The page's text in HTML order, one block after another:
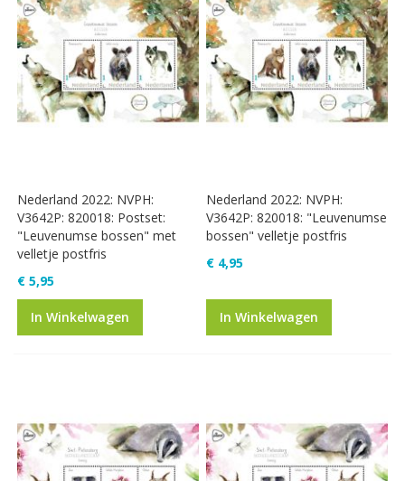
Nederland 2022: NVPH:
V3642P: 820018: Postset:
"Leuvenumse bossen" met
velletje postfris
€ 5,95
In Winkelwagen
Nederland 2022: NVPH:
V3642P: 820018: "Leuvenumse
bossen" velletje postfris
€ 4,95
In Winkelwagen